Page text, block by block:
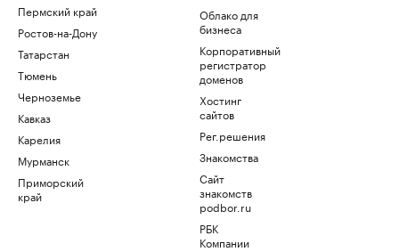
Пермский край
Ростов-на-Дону
Татарстан
Тюмень
Черноземье
Кавказ
Карелия
Мурманск
Приморский
край
Облако для
бизнеса
Корпоративный
регистратор
доменов
Хостинг
сайтов
Рег.решения
Знакомства
Сайт
знакомств
podbor.ru
РБК
Компании